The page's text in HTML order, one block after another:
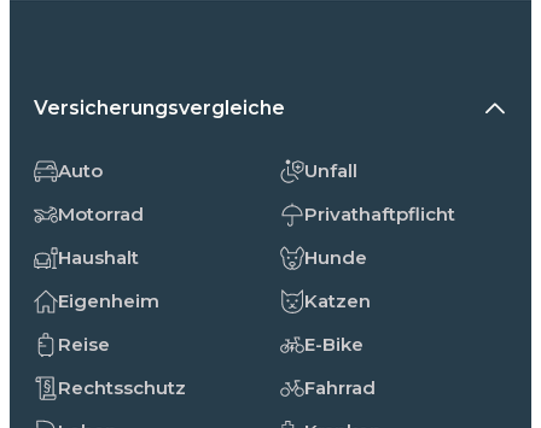
Versicherungsvergleiche
Auto
Motorrad
Haushalt
Eigenheim
Reise
Rechtsschutz
Unfall
Privathaftpflicht
Hunde
Katzen
E-Bike
Fahrrad